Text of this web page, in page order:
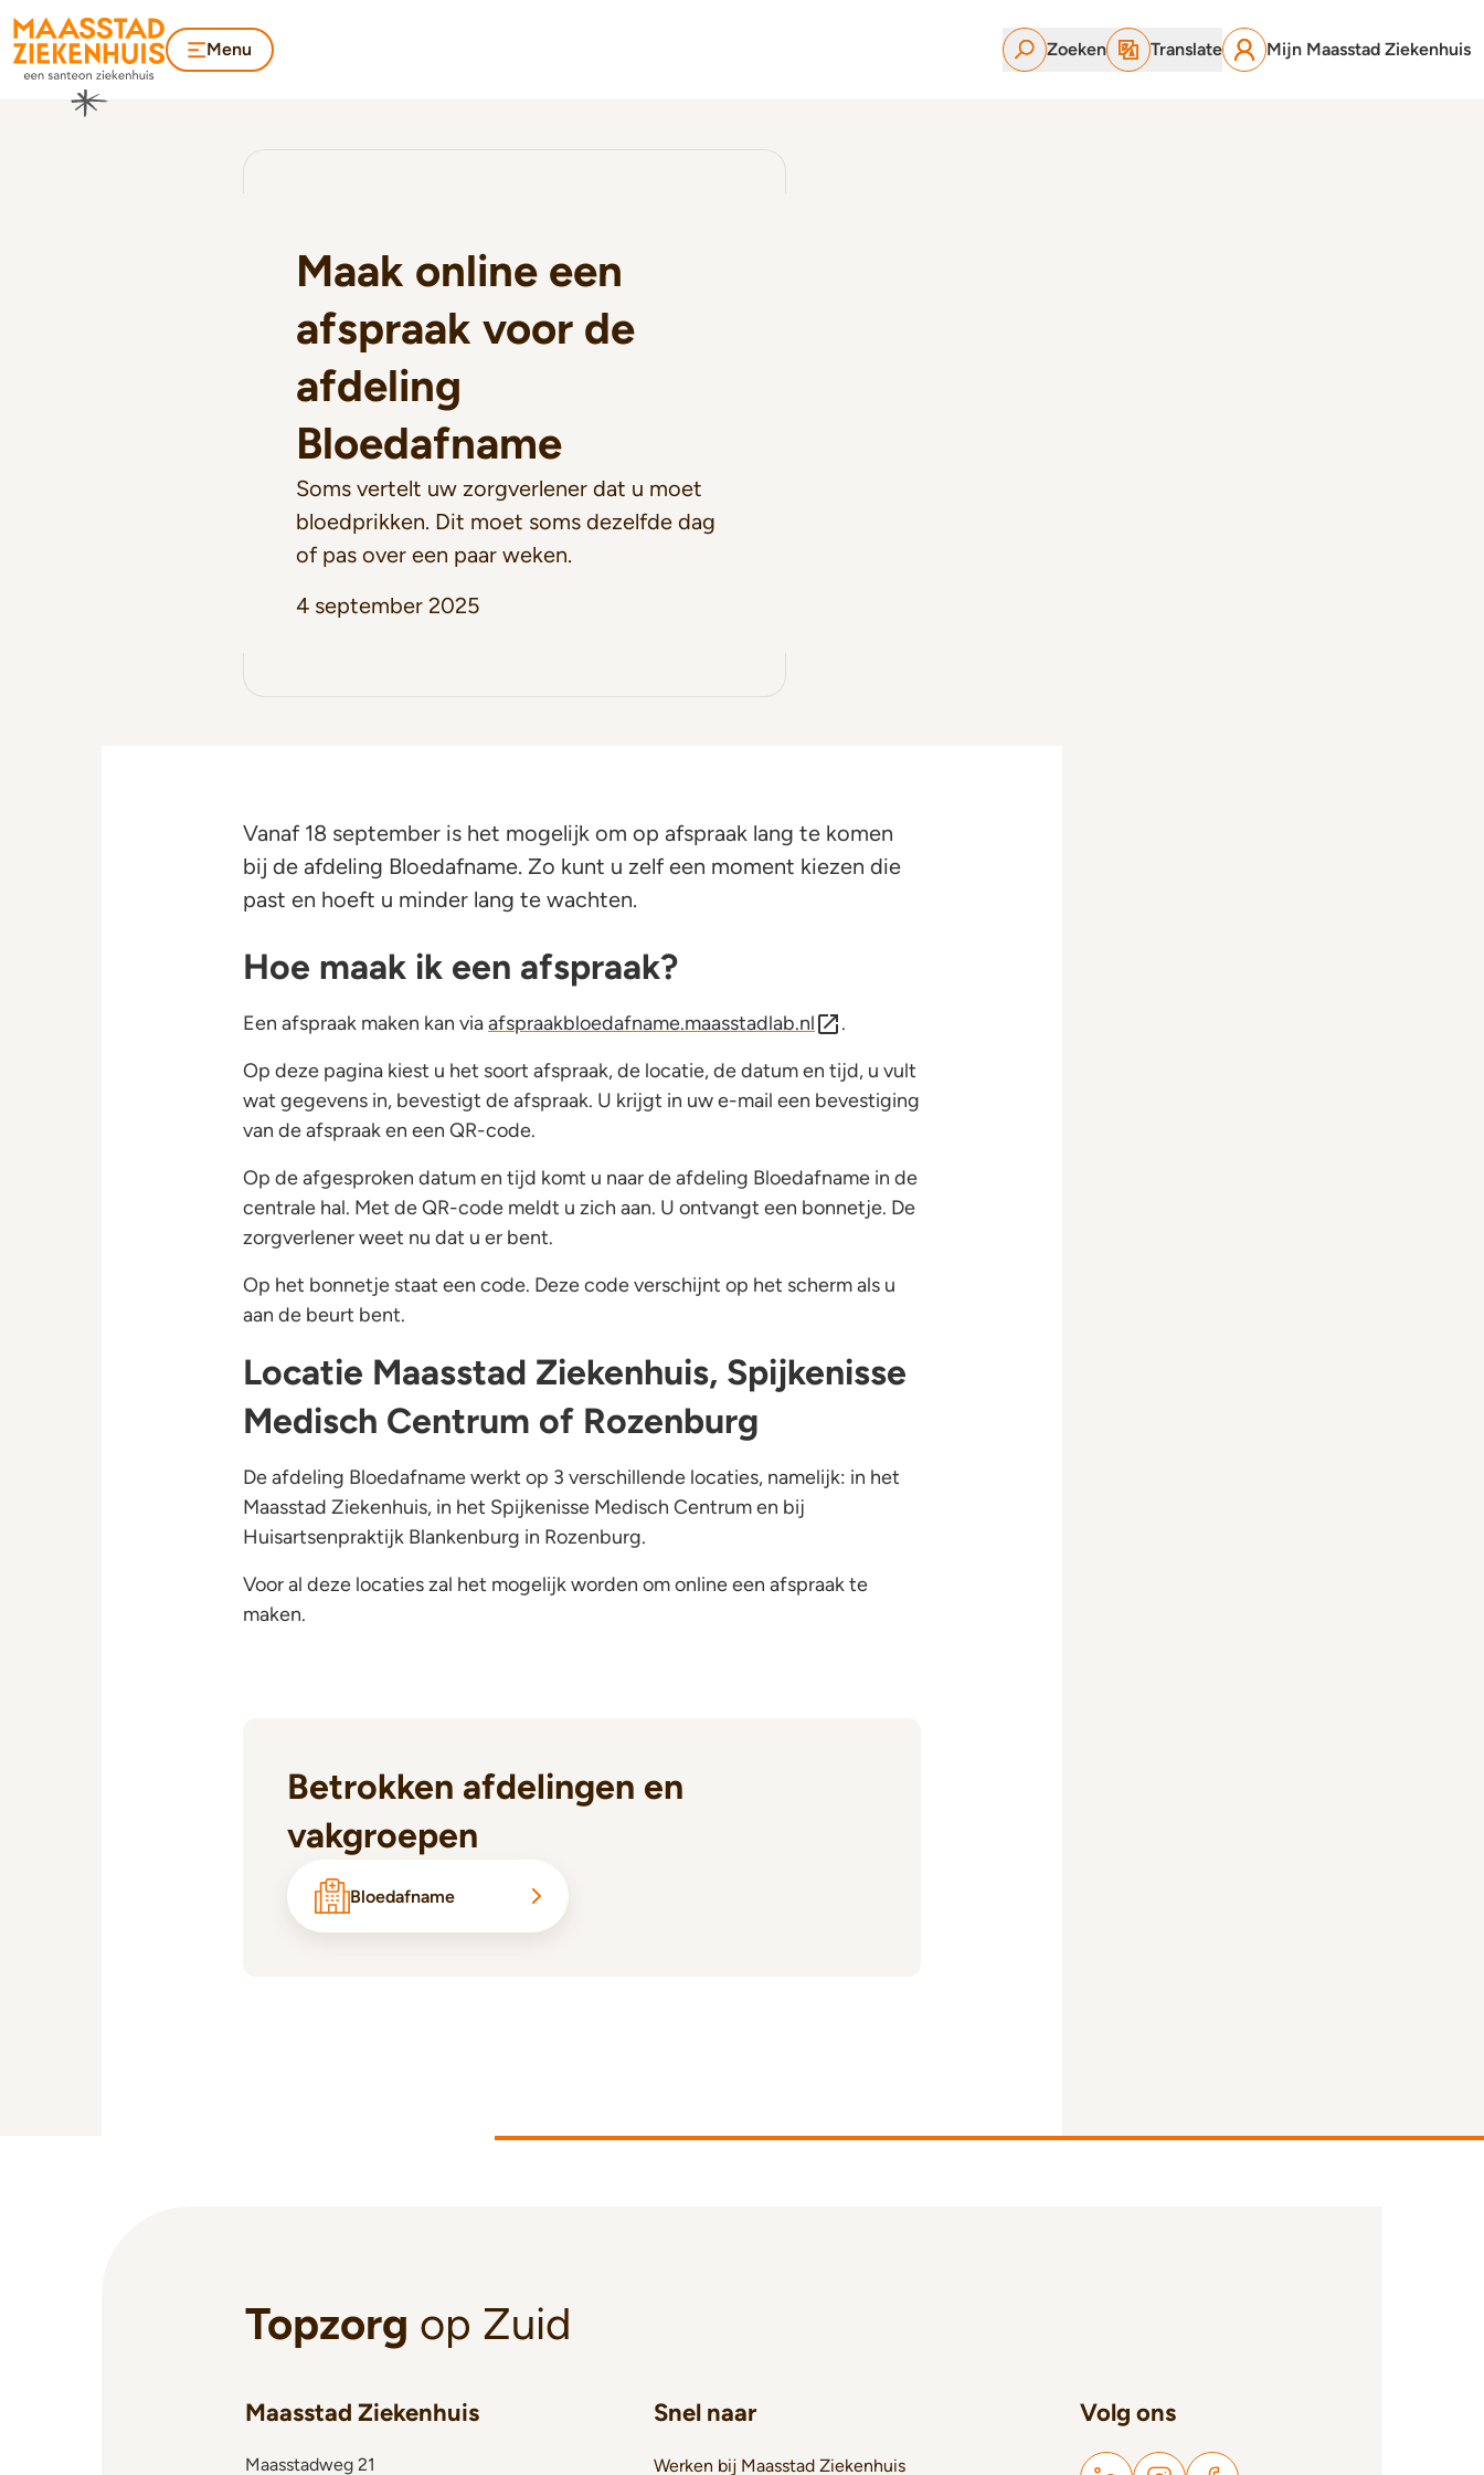
Menu Zoeken Translate Mijn Maasstad Ziekenhuis
Maak online een
afspraak voor de
afdeling
Bloedafname
Soms vertelt uw zorgverlener dat u moet
bloedprikken. Dit moet soms dezelfde dag
of pas over een paar weken.
4 september 2025
Vanaf 18 september is het mogelijk om op afspraak lang te komen
bij de afdeling Bloedafname. Zo kunt u zelf een moment kiezen die
past en hoeft u minder lang te wachten.
Hoe maak ik een afspraak?
Een afspraak maken kan viaafspraakbloedafname.maasstadlab.nl
.
Op deze pagina kiest u het soort afspraak, de locatie, de datum en tijd, u vult
wat gegevens in, bevestigt de afspraak. U krijgt in uw e-mail een bevestiging
van de afspraak en een QR-code.
Op de afgesproken datum en tijd komt u naar de afdeling Bloedafname in de
centrale hal. Met de QR-code meldt u zich aan. U ontvangt een bonnetje. De
zorgverlener weet nu dat u er bent.
Op het bonnetje staat een code. Deze code verschijnt op het scherm als u
aan de beurt bent.
Locatie Maasstad Ziekenhuis, Spijkenisse
Medisch Centrum of Rozenburg
De afdeling Bloedafname werkt op 3 verschillende locaties, namelijk: in het
Maasstad Ziekenhuis, in het Spijkenisse Medisch Centrum en bij
Huisartsenpraktijk Blankenburg in Rozenburg.
Voor al deze locaties zal het mogelijk worden om online een afspraak te
maken.
Betrokken afdelingen en
vakgroepen
Bloedafname
Topzorg op Zuid
Maasstad Ziekenhuis
Maasstadweg 21
Snel naar
Werken bij Maasstad Ziekenhuis
Volg ons